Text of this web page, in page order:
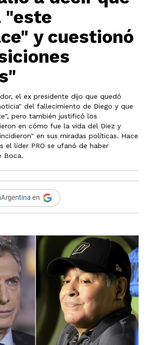
"este
y cuestionó
el ex presidente dijo que quedó
del fallecimiento de Diego y que
pero también justificó los
en cómo fue la vida del Diez y
en sus miradas políticas. Hace
el líder PRO se ufanó de haber
Boca.